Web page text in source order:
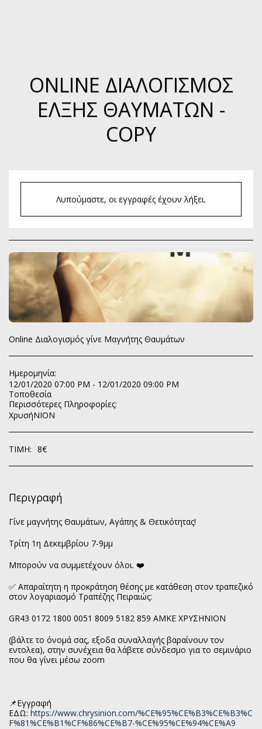
ΟNLINE ΔΙΑΛΟΓΙΣΜΌΣ
ΈΛΞΗΣ ΘΑΥΜΆΤΩΝ -
COPY
Λυπούμαστε, οι εγγραφές έχουν λήξει.
Οnline Διαλογισμός γίνε Μαγνήτης Θαυμάτων
Ημερομηνία:
12/01/2020 07:00 PM - 12/01/2020 09:00 PM
Τοποθεσία
Περισσότερες Πληροφορίες:
ΧρυσήΝΙΟΝ
ΤΙΜΉ: 8€
Περιγραφή
Γίνε μαγνήτης Θαυμάτων, Αγάπης & Θετικότητας!
Τρίτη 1η Δεκεμβρίου 7-9μμ
Μπορούν να συμμετέχουν όλοι. ❤️
✅ Απαραίτητη η προκράτηση θέσης με κατάθεση στον τραπεζικό
στον λογαριασμό Τραπέζης Πειραιώς:
GR43 0172 1800 0051 8009 5182 859 ΑΜΚΕ ΧΡΥΣΗΝΙΟΝ
(βάλτε το όνομά σας, εξοδα συναλλαγής βαραίνουν τον
εντολεα), στην συνέχεια θα λάβετε σύνδεσμο για το σεμινάριο
που θα γίνει μέσω zoom
📌Εγγραφή
ΕΔΩ: https://www.chrysinion.com/%CE%95%CE%B3%CE%B3%C
F%81%CE%B1%CF%86%CE%B7-%CE%95%CE%94%CE%A9